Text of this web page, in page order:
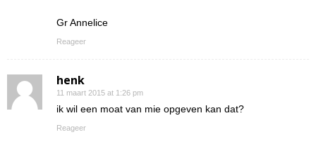
Gr Annelice
Reageer
henk
11 maart 2015 at 1:26 pm
ik wil een moat van mie opgeven kan dat?
Reageer